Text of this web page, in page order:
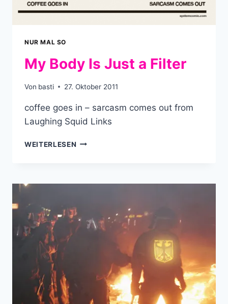
NUR MAL SO
My Body Is Just a Filter
Von basti 27. Oktober 2011
coffee goes in – sarcasm comes out from
Laughing Squid Links
WEITERLESEN MY
A